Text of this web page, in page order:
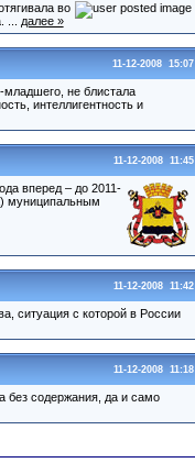
во
...
далее »
11-12-2008 15:07
не блистала
интеллигентность и
11-12-2008 11:45
вперед – до 2011-
муниципальным
11-12-2008 11:42
ситуация с которой в России
11-12-2008 11:18
без содержания, да и само